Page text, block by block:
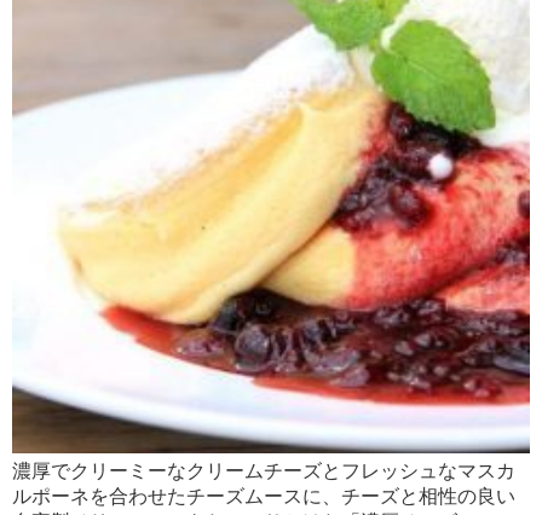
濃厚でクリーミーなクリームチーズとフレッシュなマスカ
ルポーネを合わせたチーズムースに、チーズと相性の良い